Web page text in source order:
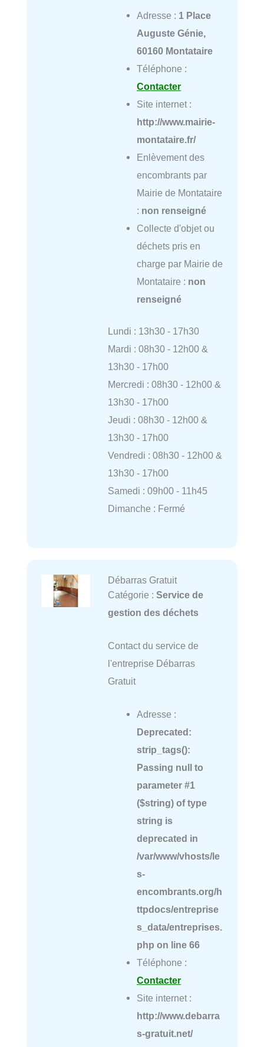
Adresse : 1 Place
Auguste Génie,
60160 Montataire
Téléphone :
Contacter
Site internet :
http://www.mairie-
montataire.fr/
Enlèvement des
encombrants par
Mairie de Montataire
: non renseigné
Collecte d'objet ou
déchets pris en
charge par Mairie de
Montataire : non
renseigné
Lundi : 13h30 - 17h30
Mardi : 08h30 - 12h00 &
13h30 - 17h00
Mercredi : 08h30 - 12h00 &
13h30 - 17h00
Jeudi : 08h30 - 12h00 &
13h30 - 17h00
Vendredi : 08h30 - 12h00 &
13h30 - 17h00
Samedi : 09h00 - 11h45
Dimanche : Fermé
Débarras Gratuit
Catégorie : Service de
gestion des déchets
Contact du service de
l'entreprise Débarras
Gratuit
Adresse :
Deprecated:
strip_tags():
Passing null to
parameter #1
($string) of type
string is
deprecated in
/var/www/vhosts/le
s-
encombrants.org/h
ttpdocs/entreprise
s_data/entreprises.
php on line 66
Téléphone :
Contacter
Site internet :
http://www.debarra
s-gratuit.net/